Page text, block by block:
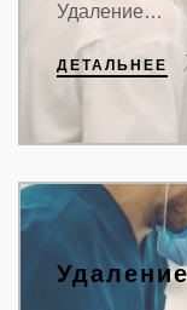
Удаление…
ДЕТАЛЬНЕЕ